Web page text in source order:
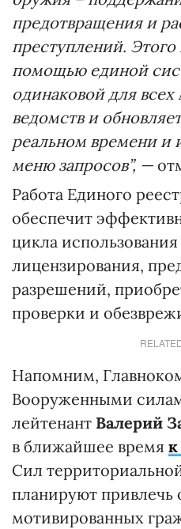
предотвращения и
преступлений.
помощью единой
одинаковой для
ведомств и
реальном времени и
меню запросов”, —
Работа Единого
обеспечит
цикла
лицензирования,
разрешений,
проверки и
Напомним,
Вооруженными
лейтенант Валерий
в ближайшее время к
Сил
планируют привлечь
мотивированных